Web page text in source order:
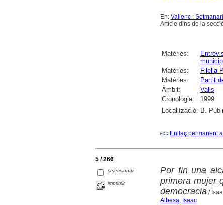
En: Vallenc :
Article dins de la
Matèries:
Matèries:
Filella
Matèries:
Partit
Àmbit:
Valls
Cronologia:
1999
Localització: B.
Enllaç permanent
5 / 266
seleccionar
imprimir
Por fin una
primera mujer
democracia/
Albesa, Isaac